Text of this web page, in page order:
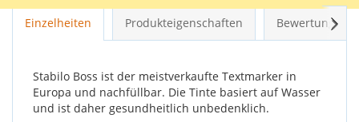
Einzelheiten Produkteigenschaften Bewertungen
Stabilo Boss ist der meistverkaufte Textmarker in
Europa und nachfüllbar. Die Tinte basiert auf Wasser
und ist daher gesundheitlich unbedenklich.